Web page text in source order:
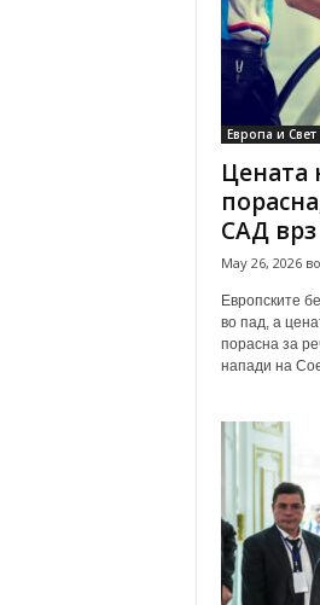
Европа и Свет
Цената
САД
May 26, 2026
Европските
во пад, а
порасна за
напади на